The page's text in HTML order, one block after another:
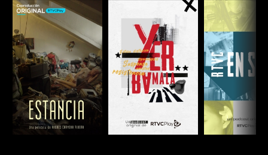
ESCUCHAR ESCUCHAR